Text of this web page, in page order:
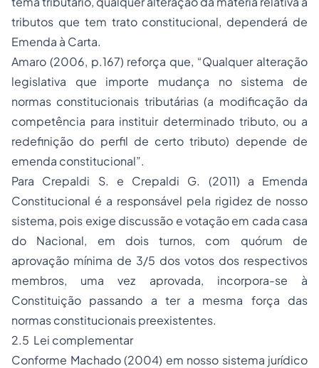
tributos que tem trato constitucional, dependerá de
Emenda à Carta.
Amaro (2006, p.167) reforça que, “Qualquer alteração
legislativa que importe mudança no sistema de
normas constitucionais tributárias (a modificação da
competência para instituir determinado tributo, ou a
redefinição do perfil de certo tributo) depende de
emenda constitucional”.
Para Crepaldi S. e Crepaldi G. (2011) a Emenda
Constitucional é a responsável pela rigidez de nosso
sistema, pois exige discussão e votação em cada casa
do Nacional, em dois turnos, com quórum de
aprovação mínima de 3/5 dos votos dos respectivos
membros, uma vez aprovada, incorpora-se à
Constituição passando a ter a mesma força das
normas constitucionais preexistentes.
2.5 Lei complementar
Conforme Machado (2004) em nosso sistema jurídico